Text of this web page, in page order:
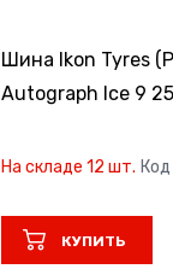
Шина Ikon Tyres
Autograph Ice 9
На складе 12 шт.
КУПИТЬ